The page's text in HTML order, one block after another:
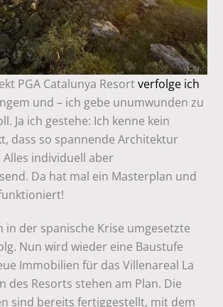
PGA Catalunya Resortverfolge ich
und – ich gebe unumwunden zu
Ja ich gestehe: Ich kenne kein
dass so spannende Architektur
individuell aber
Da hat mal ein Masterplan und
in der spanische Krise umgesetzte
Nun wird wieder eine Baustufe
Immobilien für das Villenareal La
des Resorts stehen am Plan. Die
sind bereits fertiggestellt, mit dem